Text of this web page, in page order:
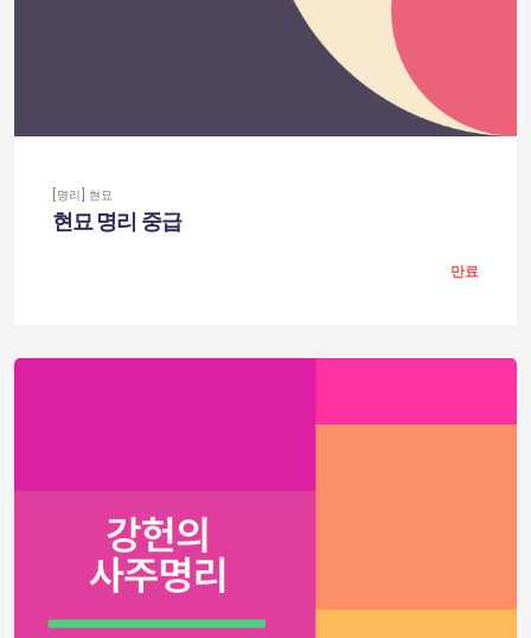
[명리] 현묘
현묘 명리 중급
만료